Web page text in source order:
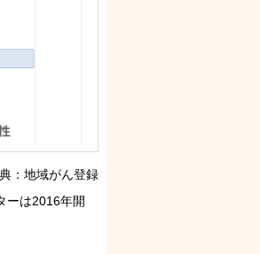
：地域がん登録
ーは2016年開